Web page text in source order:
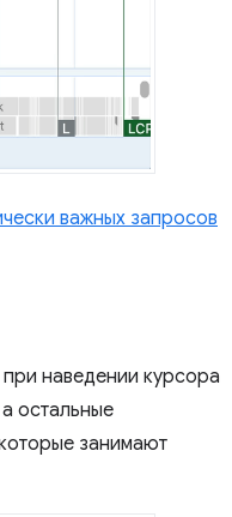
важных запросов
наведении курсора
а остальные
занимают